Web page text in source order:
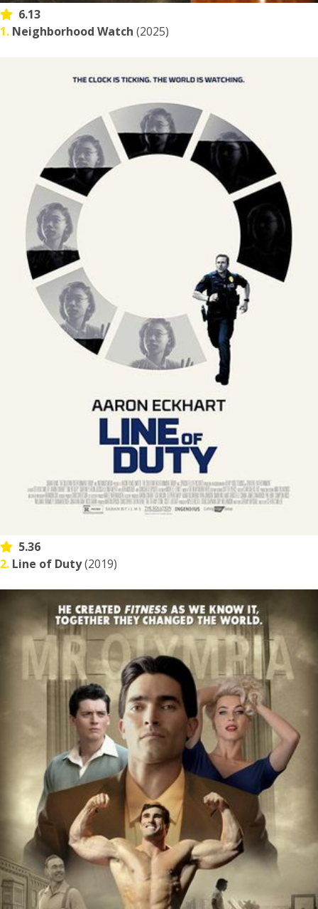
6.13
1. Neighborhood Watch (2025)
5.36
2. Line of Duty(2019)